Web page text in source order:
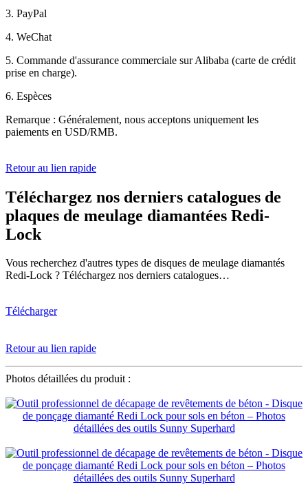
3. PayPal
4. WeChat
5. Commande d'assurance commerciale sur Alibaba (carte de crédit
prise en charge).
6. Espèces
Remarque : Généralement, nous acceptons uniquement les
paiements en USD/RMB.
Retour au lien rapide
Téléchargez nos derniers catalogues de
plaques de meulage diamantées Redi-
Lock
Vous recherchez d'autres types de disques de meulage diamantés
Redi-Lock ? Téléchargez nos derniers catalogues…
Télécharger
Retour au lien rapide
Photos détaillées du produit :